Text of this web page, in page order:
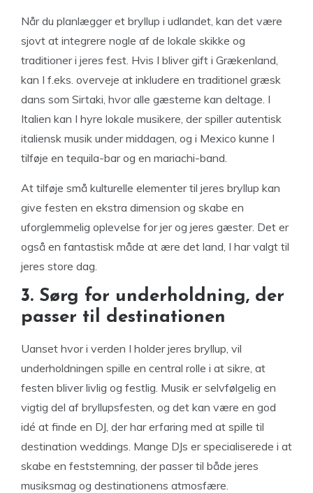
Når du planlægger et bryllup i udlandet, kan det være
sjovt at integrere nogle af de lokale skikke og
traditioner i jeres fest. Hvis I bliver gift i Grækenland,
kan I f.eks. overveje at inkludere en traditionel græsk
dans som Sirtaki, hvor alle gæsterne kan deltage. I
Italien kan I hyre lokale musikere, der spiller autentisk
italiensk musik under middagen, og i Mexico kunne I
tilføje en tequila-bar og en mariachi-band.
At tilføje små kulturelle elementer til jeres bryllup kan
give festen en ekstra dimension og skabe en
uforglemmelig oplevelse for jer og jeres gæster. Det er
også en fantastisk måde at ære det land, I har valgt til
jeres store dag.
3. Sørg for underholdning, der
passer til destinationen
Uanset hvor i verden I holder jeres bryllup, vil
underholdningen spille en central rolle i at sikre, at
festen bliver livlig og festlig. Musik er selvfølgelig en
vigtig del af bryllupsfesten, og det kan være en god
idé at finde en DJ, der har erfaring med at spille til
destination weddings. Mange DJs er specialiserede i at
skabe en feststemning, der passer til både jeres
musiksmag og destinationens atmosfære.